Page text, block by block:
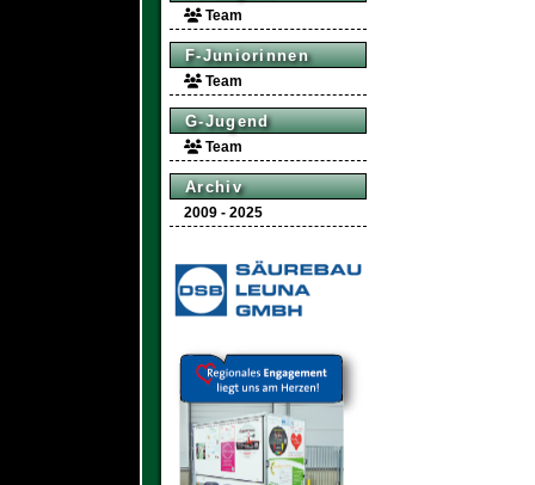
Team
F-Juniorinnen
Team
G-Jugend
Team
Archiv
2009 - 2025